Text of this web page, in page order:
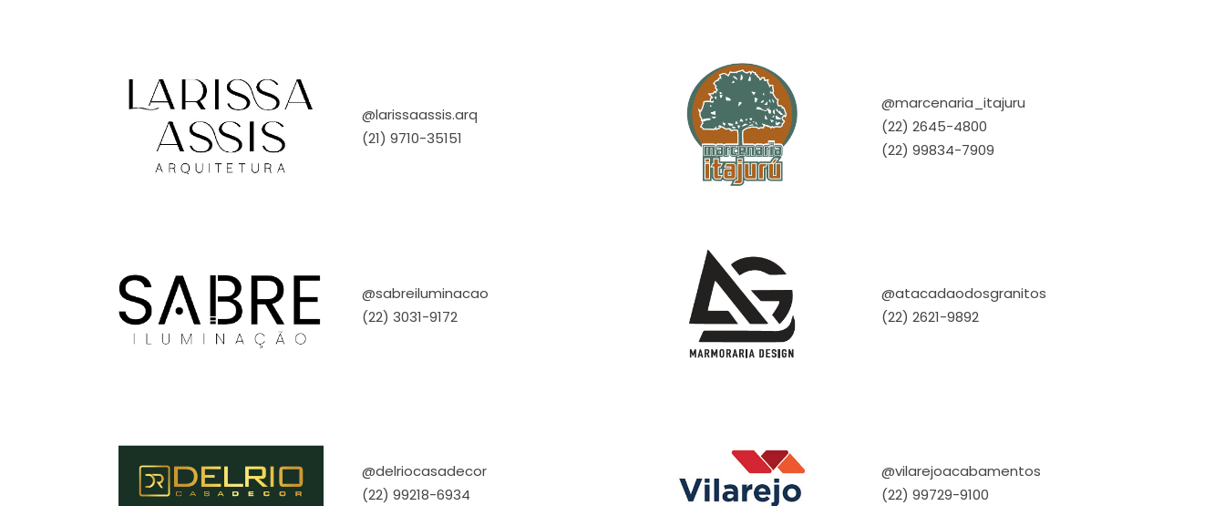
@larissaassis.arq
(21) 9710-35151
@marcenaria_itajuru
(22) 2645-4800
(22) 99834-7909
@sabreiluminacao
(22) 3031-9172
@atacadaodosgranitos
(22) 2621-9892
@delriocasadecor
(22) 99218-6934
@vilarejoacabamentos
(22) 99729-9100